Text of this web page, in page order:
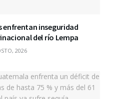
enfrentan inseguridad
del río Lempa
2026